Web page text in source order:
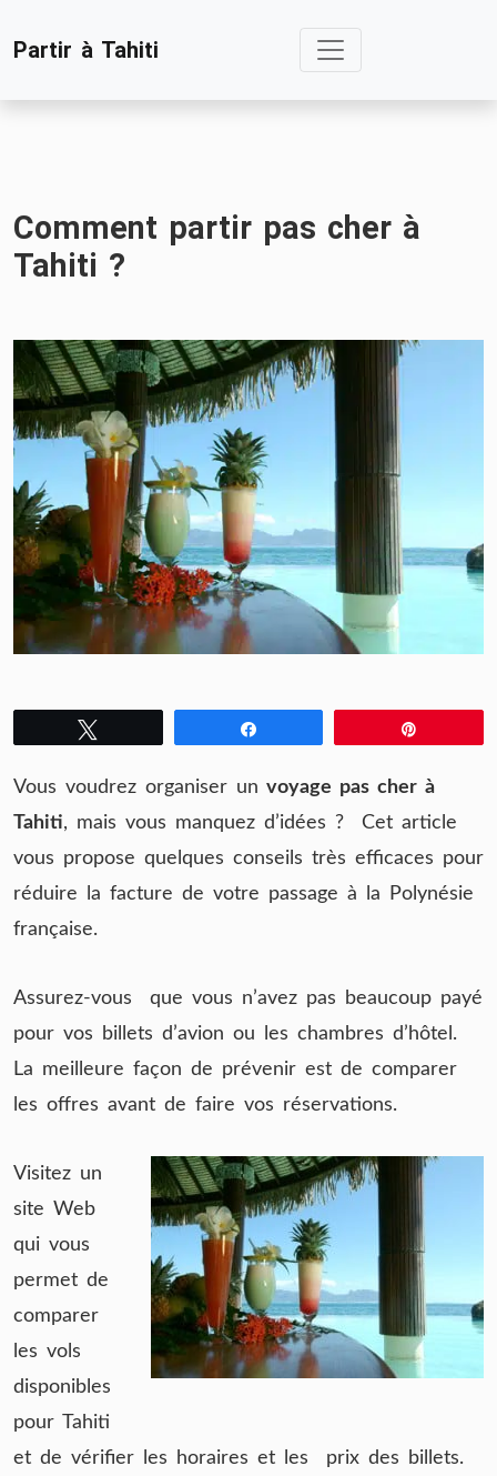
Partir à Tahiti
Comment partir pas cher à
Tahiti ?
Vous voudrez organiser un voyage pas cher à
Tahiti, mais vous manquez d’idées ? Cet article
vous propose quelques conseils très efficaces pour
réduire la facture de votre passage à la Polynésie
française.
Assurez-vous que vous n’avez pas beaucoup payé
pour vos billets d’avion ou les chambres d’hôtel.
La meilleure façon de prévenir est de comparer
les offres avant de faire vos réservations.
Visitez un
site Web
qui vous
permet de
comparer
les vols
disponibles
pour Tahiti
et de vérifier les horaires et les prix des billets.